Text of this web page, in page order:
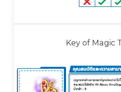
Key of Magic